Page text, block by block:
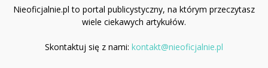
Nieoficjalnie.pl to portal publicystyczny, na którym przeczytasz
wiele ciekawych artykułów.
Skontaktuj się z nami: kontakt@nieoficjalnie.pl